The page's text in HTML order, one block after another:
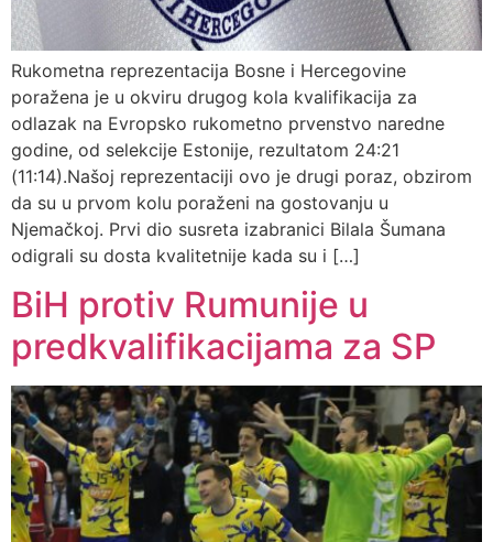
Rukometna reprezentacija Bosne i Hercegovine
poražena je u okviru drugog kola kvalifikacija za
odlazak na Evropsko rukometno prvenstvo naredne
godine, od selekcije Estonije, rezultatom 24:21
(11:14).Našoj reprezentaciji ovo je drugi poraz, obzirom
da su u prvom kolu poraženi na gostovanju u
Njemačkoj. Prvi dio susreta izabranici Bilala Šumana
odigrali su dosta kvalitetnije kada su i […]
BiH protiv Rumunije u
predkvalifikacijama za SP